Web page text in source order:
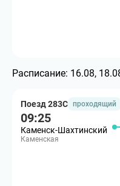
Расписание: 16.08,
Поезд 283С проходящий
09:25
Каменск-Шахтинский
Каменская